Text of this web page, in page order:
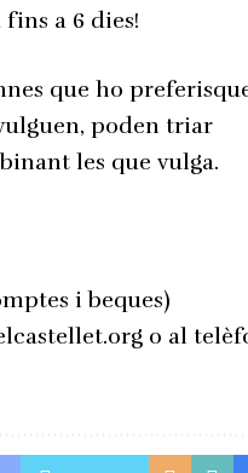
a 6 dies!
que ho
poden triar
les que vulga.
i beques)
o al